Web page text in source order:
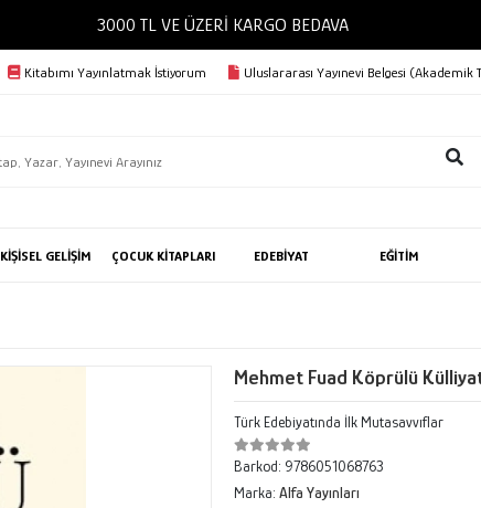
3000 TL VE ÜZERİ KARGO BEDAVA
Kitabımı Yayınlatmak İstiyorum Uluslararası Yayınevi Belgesi (Akademik
KİŞİSEL GELİŞİM ÇOCUK KİTAPLARI EDEBİYAT EĞİTİM
Mehmet Fuad Köprülü
Türk Edebiyatında İlk Mutasavvıflar
Barkod: 9786051068763
Marka: Alfa Yayınları